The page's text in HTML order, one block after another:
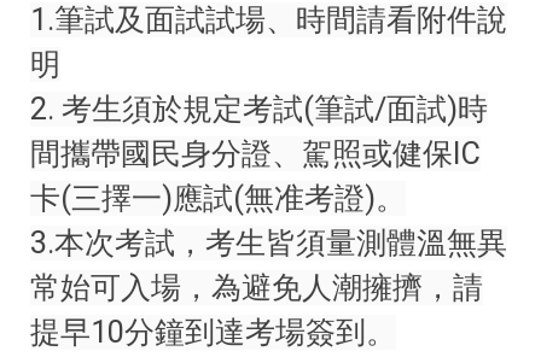
1.筆試及面試試場、時間請看附件說
明
2. 考生須於規定考試(筆試/面試)時
間攜帶國民身分證、駕照或健保IC
卡(三擇一)應試(無准考證)。
3.本次考試，考生皆須量測體溫無異
常始可入場，為避免人潮擁擠，請
提早10分鐘到達考場簽到。